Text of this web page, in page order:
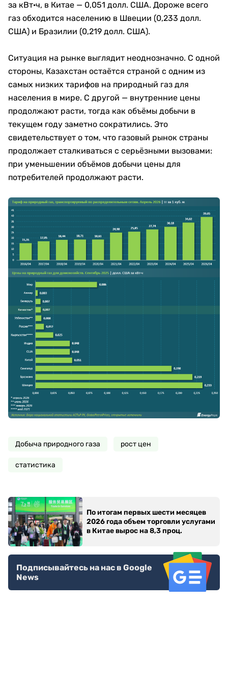
за кВт·ч, в Китае — 0,051 долл. США. Дороже всего
газ обходится населению в Швеции (0,233 долл.
США) и Бразилии (0,219 долл. США).
Ситуация на рынке выглядит неоднозначно. С одной
стороны, Казахстан остаётся страной с одним из
самых низких тарифов на природный газ для
населения в мире. С другой — внутренние цены
продолжают расти, тогда как объёмы добычи в
текущем году заметно сократились. Это
свидетельствует о том, что газовый рынок страны
продолжает сталкиваться с серьёзными вызовами:
при уменьшении объёмов добычи цены для
потребителей продолжают расти.
Добыча природного газа рост цен
статистика
По итогам первых шести месяцев
2026 года объем торговли услугами
в Китае вырос на 8,3 проц.
Подписывайтесь на нас в Google
News